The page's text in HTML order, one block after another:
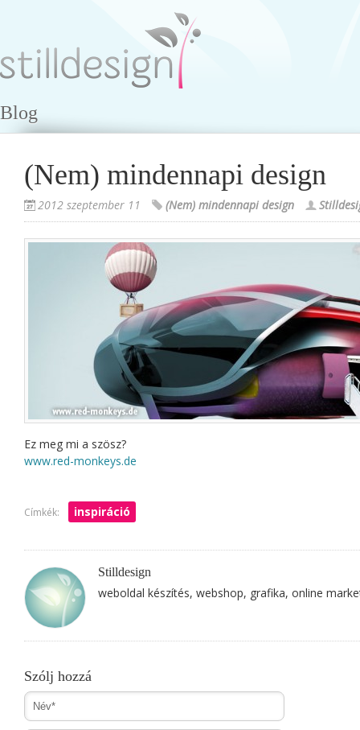
Blog
(Nem) mindennapi design
2012 szeptember 11 (Nem) mindennapi design
Ez meg mi a szösz?
www.red-monkeys.de
Címkék: inspiráció
Stilldesign
weboldal készítés, webshop, grafika, online
Szólj hozzá